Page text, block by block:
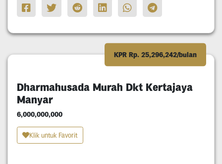
KPR Rp. 25,296,242/bulan
Dharmahusada Murah Dkt Kertajaya
Manyar
6,000,000,000
Klik untuk Favorit